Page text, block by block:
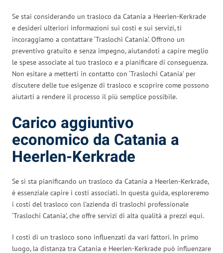
Se stai considerando un trasloco da Catania a Heerlen-Kerkrade
e desideri ulteriori informazioni sui costi e sui servizi, ti
incoraggiamo a contattare ‘Traslochi Catania’. Offrono un
preventivo gratuito e senza impegno, aiutandoti a capire meglio
le spese associate al tuo trasloco e a pianificare di conseguenza.
Non esitare a metterti in contatto con ‘Traslochi Catania’ per
discutere delle tue esigenze di trasloco e scoprire come possono
aiutarti a rendere il processo il più semplice possibile.
Carico aggiuntivo
economico da Catania a
Heerlen-Kerkrade
Se si sta pianificando un trasloco da Catania a Heerlen-Kerkrade,
è essenziale capire i costi associati. In questa guida, esploreremo
i costi del trasloco con l’azienda di traslochi professionale
‘Traslochi Catania’, che offre servizi di alta qualità a prezzi equi.
I costi di un trasloco sono influenzati da vari fattori. In primo
luogo, la distanza tra Catania e Heerlen-Kerkrade può influenzare